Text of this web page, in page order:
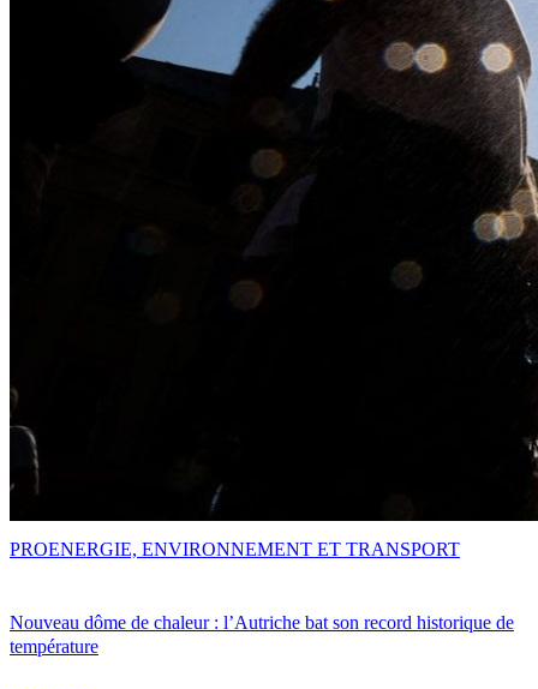
Nouveau dôme de chaleur : l’Autriche bat son record historique de
température
PROENERGIE, ENVIRONNEMENT ET TRANSPORT